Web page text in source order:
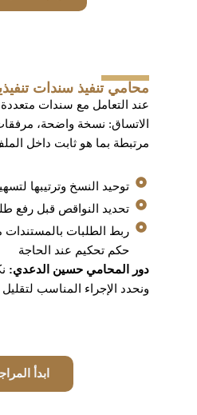
محامي تنفيذ سندات
عند التعامل مع سندات
الاتساق: نسخة واضحة،
مرتبطة بما هو ثابت داخل
توحيد النسخ وترتيبها
تحديد النواقص قبل رفع
ربط الطلبات بالمستندات
حكم تحكيم عند الحاجة
دور المحامي حسين الدعدي:
ونحدد الإجراء المناسب
ابدأ